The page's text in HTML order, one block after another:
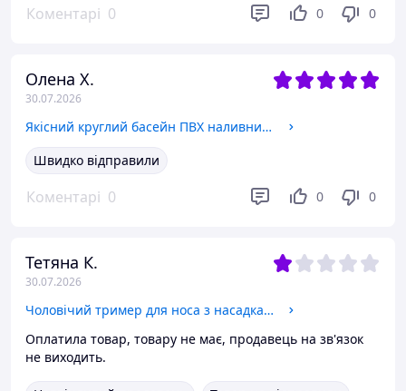
Коментарі 0 0 0
Олена Х.
30.07.2026
Якісний круглий басейн ПВХ наливний сімейний надувний Блакитний басейн для дорослих садовий для дому
Швидко відправили
Коментарі 0 0 0
Тетяна К.
30.07.2026
Чоловічий тример для носа з насадками USB бездротова машинка верстат для стриження волосся вусів для дому
Оплатила товар, товару не має, продавець на зв'язок
не виходить.